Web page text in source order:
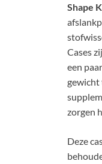
Shape
Cases
een
gewicht
zorgen
Deze